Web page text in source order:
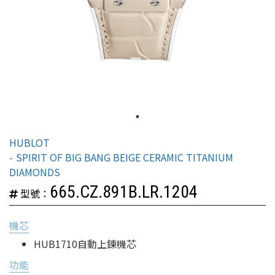
HUBLOT
SPIRIT OF BIG BANG BEIGE CERAMIC TITANIUM
DIAMONDS
型號： 665.CZ.891B.LR.1204
機芯
HUB1710自動上鍊機芯
功能